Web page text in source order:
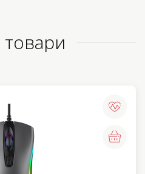
товари